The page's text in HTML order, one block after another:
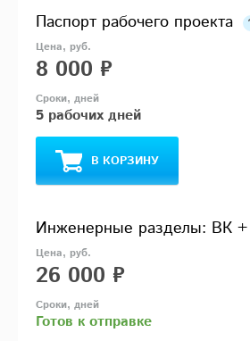
Паспорт рабочего проекта
8 000 ₽
5 рабочих дней
В КОРЗИНУ
Инженерные разделы: ВК
26 000 ₽
Готов к отправке